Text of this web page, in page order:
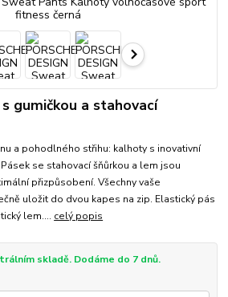
gumičkou a stahovací
a pohodlného střihu: kalhoty s inovativní
se stahovací šňůrkou a lem jsou
přizpůsobení. Všechny vaše
uložit do dvou kapes na zip. Elastický pás
lem.... celý popis
skladě. Dodáme do 7 dnů.